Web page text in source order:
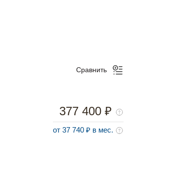
Сравнить
377 400 ₽
от 37 740 ₽ в мес.